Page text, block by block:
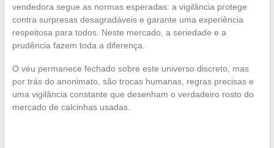
vendedora segue as normas esperadas: a vigilância protege
contra surpresas desagradáveis e garante uma experiência
respeitosa para todos. Neste mercado, a seriedade e a
prudência fazem toda a diferença.
O véu permanece fechado sobre este universo discreto, mas
por trás do anonimato, são trocas humanas, regras precisas e
uma vigilância constante que desenham o verdadeiro rosto do
mercado de calcinhas usadas.